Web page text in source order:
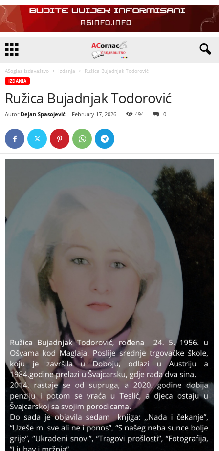
ASoglas Izdavaštvo Izdanja Ružica Bujadnjak Todorović
IZDANJA
Ružica Bujadnjak Todorović
Autor Dejan Spasojević - February 17, 2026 494 0